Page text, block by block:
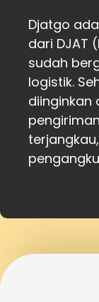
Djatgo
dari DJAT
sudah
logistik.
diinginkan